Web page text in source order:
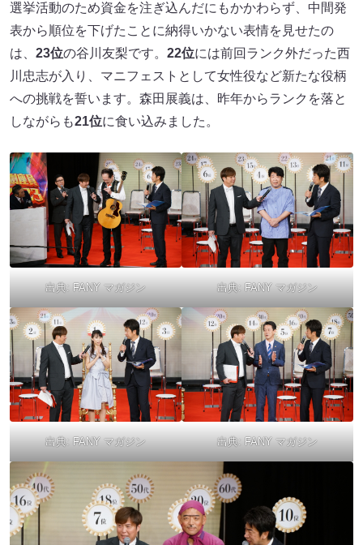
選挙活動のため資金を注ぎ込んだにもかかわらず、中間発
表から順位を下げたことに納得いかない表情を見せたの
は、 23位の谷川友梨です。 22位には前回ランク外だった西
川忠志が入り、マニフェストとして女性役など新たな役柄
への挑戦を誓います。森田展義は、昨年からランクを落と
しながらも21位に食い込みました。
出典: FANY マガジン 出典: FANY マガジン
出典: FANY マガジン 出典: FANY マガジン